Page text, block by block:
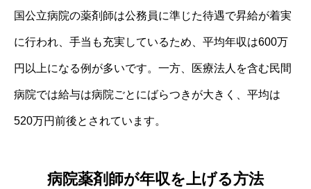
国公立病院の薬剤師は公務員に準じた待遇で昇給が着実
に行われ、手当も充実しているため、平均年収は600万
円以上になる例が多いです。一方、医療法人を含む民間
病院では給与は病院ごとにばらつきが大きく、平均は
520万円前後とされています。
病院薬剤師が年収を上げる方法